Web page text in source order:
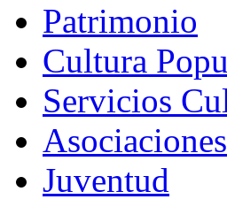
Patrimonio
Cultura
Servicios
Asociaciones
Juventud